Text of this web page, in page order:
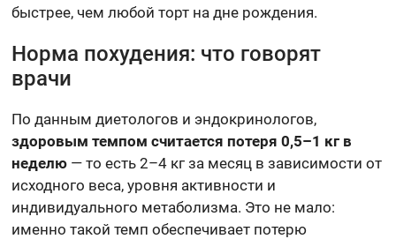
быстрее, чем любой торт на дне рождения.
Норма похудения: что говорят
врачи
По данным диетологов и эндокринологов,
здоровым темпом считается потеря 0,5–1 кг в
неделю — то есть 2–4 кг за месяц в зависимости от
исходного веса, уровня активности и
индивидуального метаболизма. Это не мало:
именно такой темп обеспечивает потерю